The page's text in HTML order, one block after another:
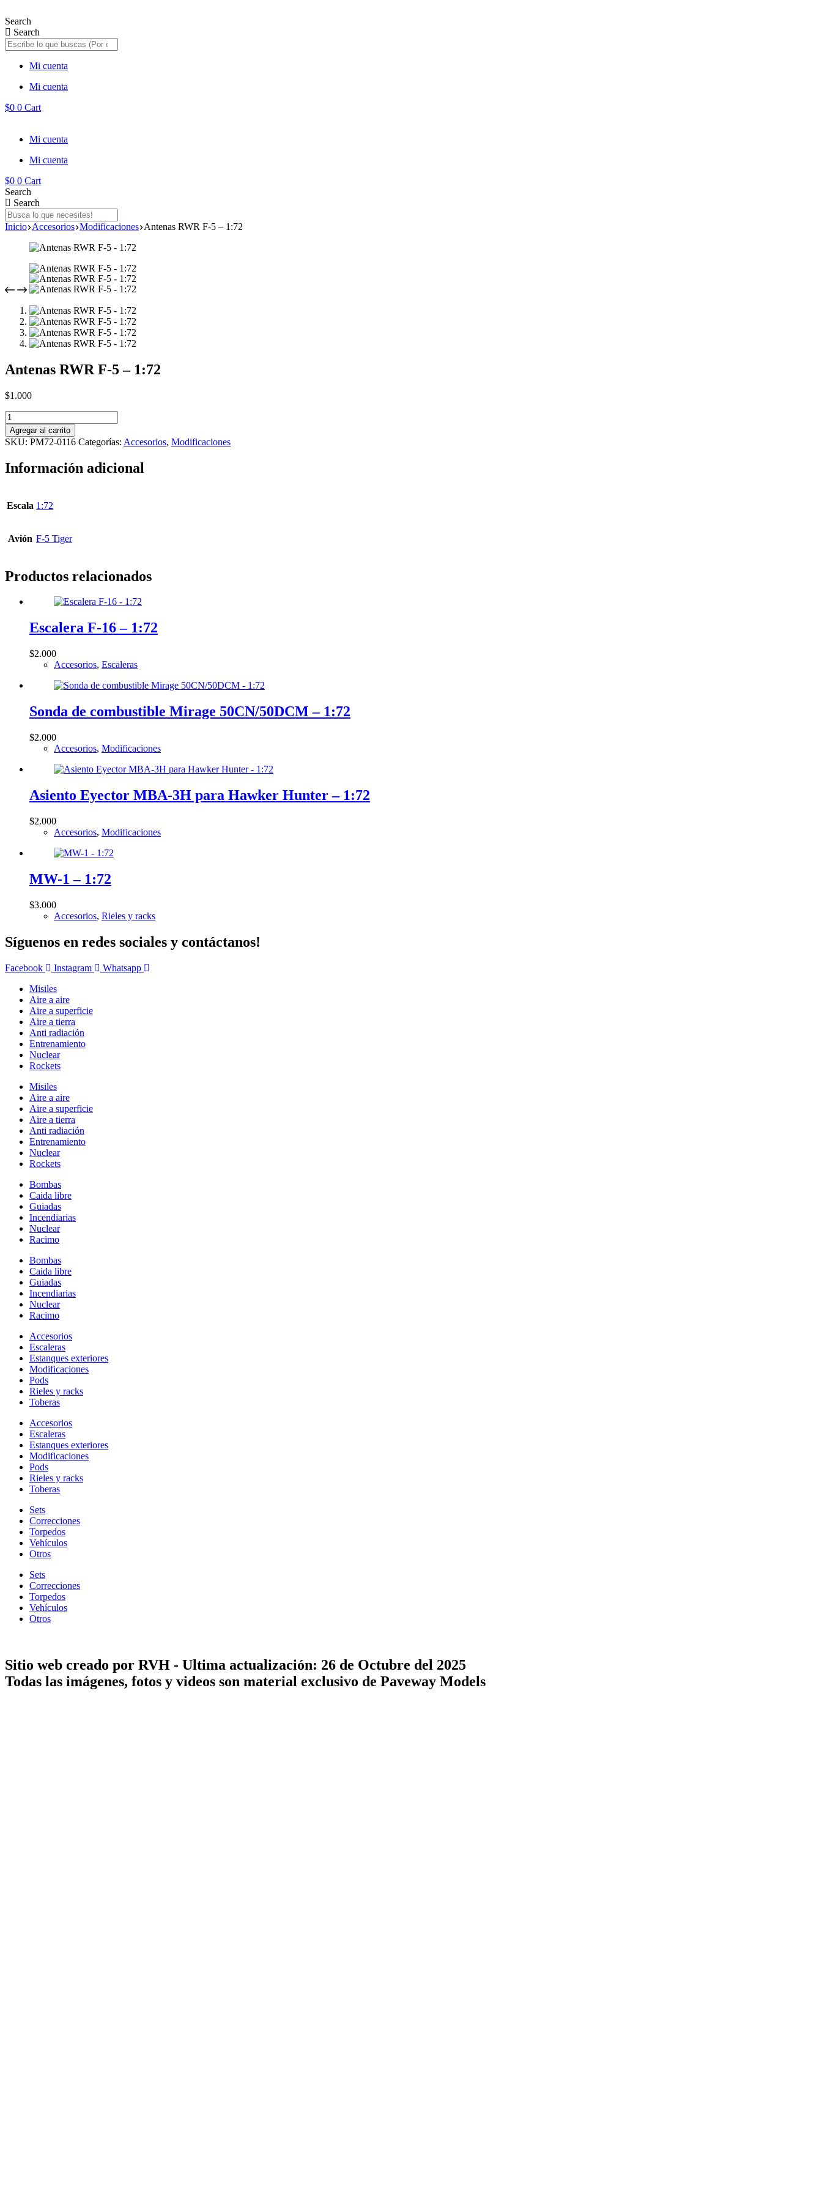
al
contenido
Search
Search
Mi cuenta
Mi cuenta
$0 0 Cart
Mi cuenta
Mi cuenta
$0 0 Cart
Search
Search
Inicio Accesorios Modificaciones Antenas RWR F-5 – 1:72
Antenas RWR F-5 – 1:72
$1.000
Antenas
RWR
F-
5
1:72
Agregar al carrito
SKU: PM72-0116 Categorías: Accesorios, Modificaciones
Información adicional
Escala 1:72
Avión F-5 Tiger
Productos relacionados
Escalera F-16 – 1:72
$2.000
Accesorios, Escaleras
Sonda de combustible Mirage 50CN/50DCM – 1:72
$2.000
Accesorios, Modificaciones
Asiento Eyector MBA-3H para Hawker Hunter – 1:72
$2.000
Accesorios, Modificaciones
MW-1 – 1:72
$3.000
Accesorios, Rieles y racks
Síguenos en redes sociales y contáctanos!
Facebook Instagram
Whatsapp
Misiles
Aire a aire
Aire a superficie
Aire a tierra
Anti radiación
Entrenamiento
Nuclear
Rockets
Misiles
Aire a aire
Aire a superficie
Aire a tierra
Anti radiación
Entrenamiento
Nuclear
Rockets
Bombas
Caida libre
Guiadas
Incendiarias
Nuclear
Racimo
Bombas
Caida libre
Guiadas
Incendiarias
Nuclear
Racimo
Accesorios
Escaleras
Estanques exteriores
Modificaciones
Pods
Rieles y racks
Toberas
Accesorios
Escaleras
Estanques exteriores
Modificaciones
Pods
Rieles y racks
Toberas
Sets
Correcciones
Torpedos
Vehículos
Otros
Sets
Correcciones
Torpedos
Vehículos
Otros
Sitio web creado por RVH - Ultima actualización: 26 de Octubre del 2025
Todas las imágenes, fotos y videos son material exclusivo de Paveway Models